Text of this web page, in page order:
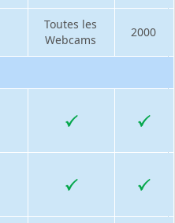
Toutes les
Webcams
2000